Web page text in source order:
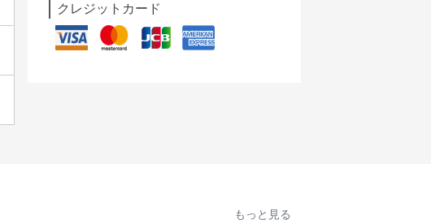
クレジットカード
もっと見る